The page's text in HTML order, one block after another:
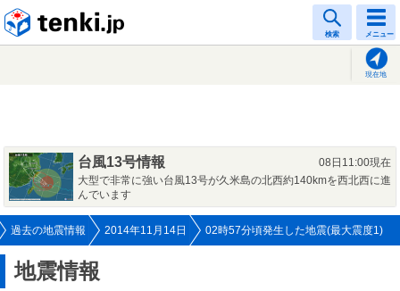
検索 メニュー
現在地
台風13号情報
08日11:00現在
大型で非常に強い台風13号が久米島の北西約140kmを西北西に進
んでいます
過去の地震情報 2014年11月14日 02時57分頃発生した地震(最大震度1)
地震情報